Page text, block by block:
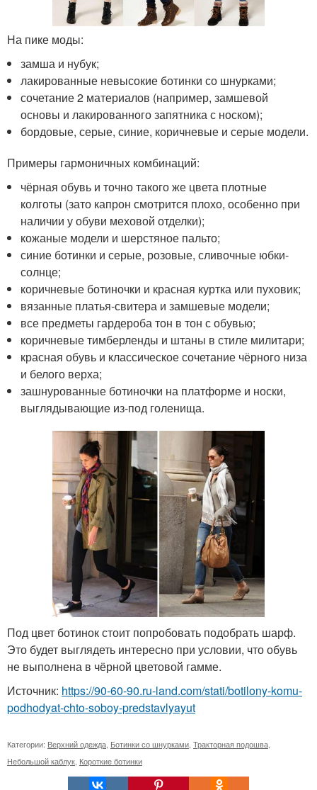
На пике моды:
замша и нубук;
лакированные невысокие ботинки со шнурками;
сочетание 2 материалов (например, замшевой
основы и лакированного запятника с носком);
бордовые, серые, синие, коричневые и серые модели.
Примеры гармоничных комбинаций:
чёрная обувь и точно такого же цвета плотные
колготы (зато капрон смотрится плохо, особенно при
наличии у обуви меховой отделки);
кожаные модели и шерстяное пальто;
синие ботинки и серые, розовые, сливочные юбки-
солнце;
коричневые ботиночки и красная куртка или пуховик;
вязанные платья-свитера и замшевые модели;
все предметы гардероба тон в тон с обувью;
коричневые тимберленды и штаны в стиле милитари;
красная обувь и классическое сочетание чёрного низа
и белого верха;
зашнурованные ботиночки на платформе и носки,
выглядывающие из-под голенища.
Под цвет ботинок стоит попробовать подобрать шарф.
Это будет выглядеть интересно при условии, что обувь
не выполнена в чёрной цветовой гамме.
Источник: https://90-60-90.ru-land.com/stati/botilony-komu-
podhodyat-chto-soboy-predstavlyayut
Категории: Верхний одежда Ботинки со шнурками Тракторная подошва
Небольшой каблук Короткие ботинки